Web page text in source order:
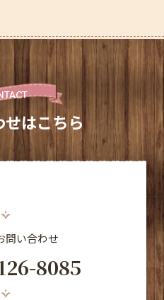
はこちら
問い合わせ
8085